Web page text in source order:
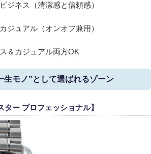
ジネス（清潔感と信頼感）
ジュアル（オンオフ兼用）
＆カジュアル両方OK
生モノ”として選ばれるゾーン
ター プロフェッショナル】